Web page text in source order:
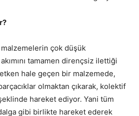
çok düşük
tamamen dirençsiz ilettiği
hale geçen bir malzemede,
olmaktan çıkarak, kolektif
hareket ediyor. Yani tüm
gibi birlikte hareket ederek